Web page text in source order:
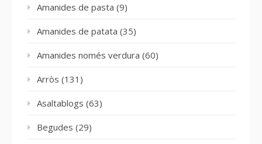
Amanides de pasta (9)
Amanides de patata (35)
Amanides només verdura (60)
Arròs (131)
Asaltablogs (63)
Begudes (29)